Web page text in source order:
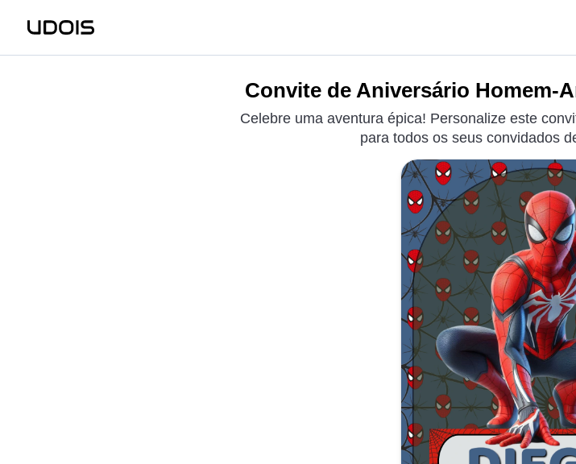
Convite de Aniversário Homem-
Celebre uma aventura épica! Personalize este
para todos os seus convidados